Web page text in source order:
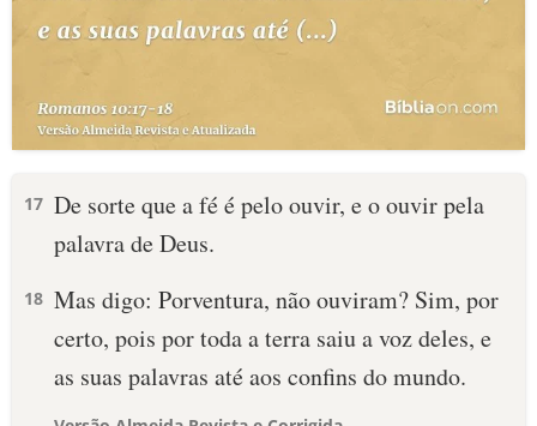
17 De sorte que a fé é pelo ouvir, e o ouvir pela
palavra de Deus.
18 Mas digo: Porventura, não ouviram? Sim, por
certo, pois por toda a terra saiu a voz deles, e
as suas palavras até aos confins do mundo.